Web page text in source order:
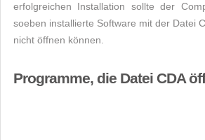
erfolgreichen Installation sollte der
soeben installierte Software mit der Datei
nicht öffnen können.
Programme, die Datei CDA